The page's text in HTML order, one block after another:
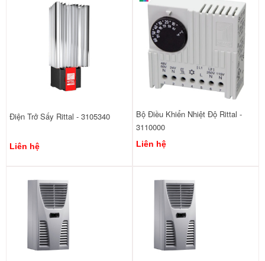
Điện Trở Sấy Rittal - 3105340
Liên hệ
Bộ Điều Khiển Nhiệt Độ Rittal -
3110000
Liên hệ